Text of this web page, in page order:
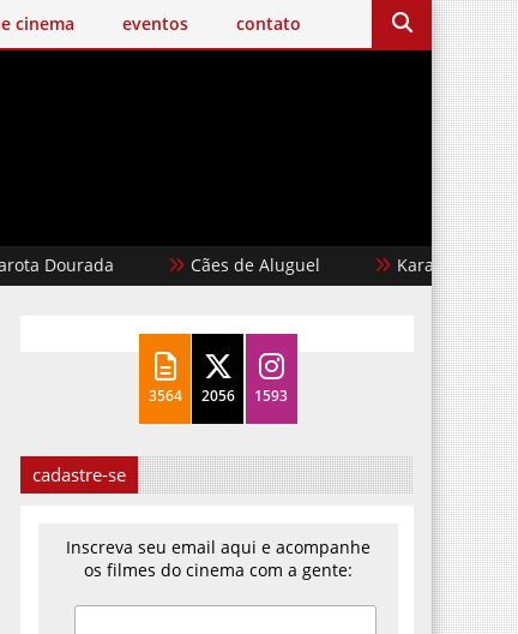
cinema eventos contato
Cães de Aluguel Karate Kid: Lendas
3564 2056 1593
cadastre-se
Inscreva seu email aqui e acompanhe
os filmes do cinema com a gente: